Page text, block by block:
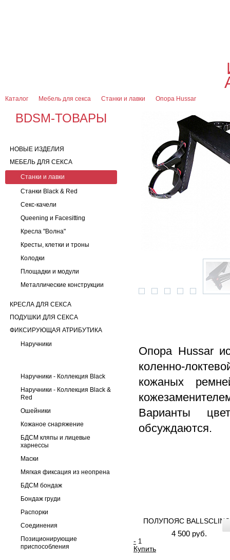
Каталог Мебель для секса Станки и лавки Опора Hussar
BDSM-ТОВАРЫ
НОВЫЕ ИЗДЕЛИЯ
МЕБЕЛЬ ДЛЯ СЕКСА
Станки и лавки
Станки Black & Red
Секс-качели
Queening и Facesitting
Кресла "Волна"
Кресты, клетки и троны
Колодки
Площадки и модули
Металлические конструкции
КРЕСЛА ДЛЯ СЕКСА
ПОДУШКИ ДЛЯ СЕКСА
ФИКСИРУЮЩАЯ АТРИБУТИКА
Наручники
Наручники - Коллекция Black
Наручники - Коллекция Black &
Red
Ошейники
Кожаное снаряжение
БДСМ кляпы и лицевые
харнессы
Маски
Мягкая фиксация из неопрена
БДСМ бондаж
Бондаж груди
Распорки
Соединения
Позиционирующие
приспособления
Опора Hussar
коленно-
кожаных
Варианты
обсуждаются.
ПОЛУПОЯС
4 500 руб.
-
Купить